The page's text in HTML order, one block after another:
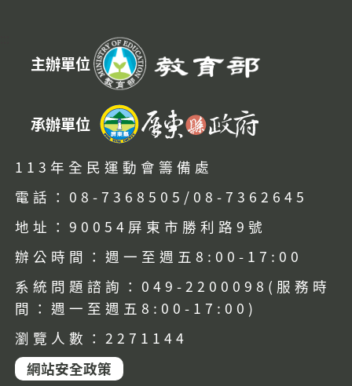
主辦單位
承辦單位
113年全民運動會籌備處
電話：08-7368505/08-7362645
地址：90054屏東市勝利路9號
辦公時間：週一至週五8:00-17:00
系統問題諮詢：049-2200098(服務時
間：週一至週五8:00-17:00)
瀏覽人數：2271144